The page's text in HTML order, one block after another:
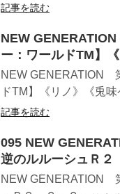
記事を読む
NEW
ー：ワールドTM】
NEW GENERATION
ドTM】《リノ》《兎味
記事を読む
095 NEW
逆のルルーシュＲ２
NEW GENERATION